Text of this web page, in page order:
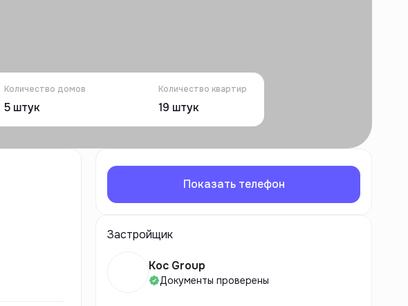
Количество домов
5 штук
Количество квартир
19 штук
Показать телефон
Застройщик
Koc Group
Документы проверены